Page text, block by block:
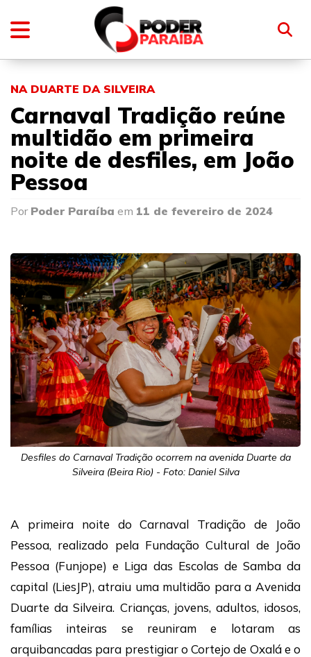
NA DUARTE DA SILVEIRA
Carnaval Tradição reúne
multidão em primeira
noite de desfiles, em João
Pessoa
Por Poder Paraíba em 11 de fevereiro de 2024
Desfiles do Carnaval Tradição ocorrem na avenida Duarte da
Silveira (Beira Rio) - Foto: Daniel Silva
A primeira noite do Carnaval Tradição de João
Pessoa, realizado pela Fundação Cultural de João
Pessoa (Funjope) e Liga das Escolas de Samba da
capital (LiesJP), atraiu uma multidão para a Avenida
Duarte da Silveira. Crianças, jovens, adultos, idosos,
famílias inteiras se reuniram e lotaram as
arquibancadas para prestigiar o Cortejo de Oxalá e o